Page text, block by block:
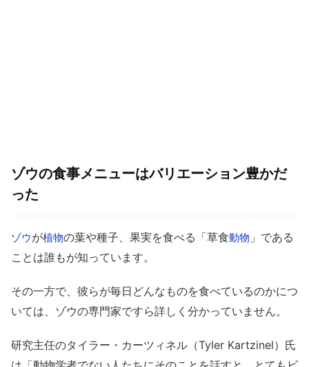
ゾウの食事メニューはバリエーション豊かだ
った
ゾウが植物の葉や種子、果実を食べる「草食動物 」である
ことは誰もが知っています。
その一方で、彼らが毎日どんなものを食べているのかにつ
いては、ゾウの専門家ですら詳しく分かっていません。
研究主任のタイラー・カーツィネル（Tyler Kartzinel）氏